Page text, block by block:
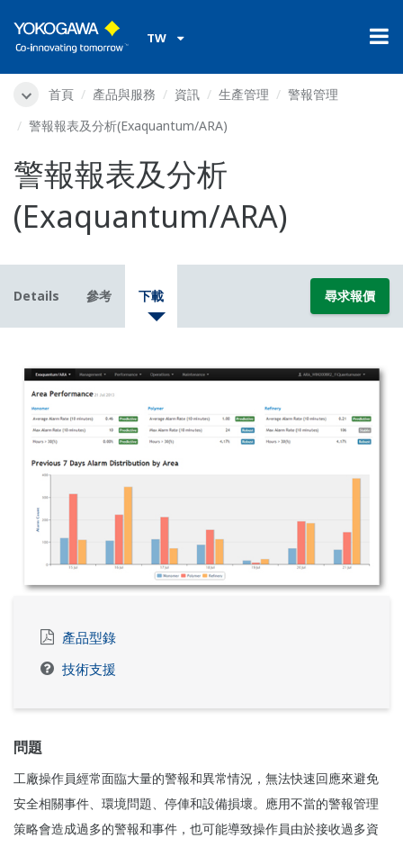
TW
首頁 產品與服務 資訊 生產管理
警報管理
警報報表及分析(Exaquantum/ARA)
警報報表及分析
(Exaquantum/ARA)
Details 參考 下載 尋求報價
產品型錄
技術支援
問題
工廠操作員經常面臨大量的警報和異常情況，無法快速回應來避免
安全相關事件、環境問題、停俥和設備損壞。應用不當的警報管理
策略會造成過多的警報和事件，也可能導致操作員由於接收過多資